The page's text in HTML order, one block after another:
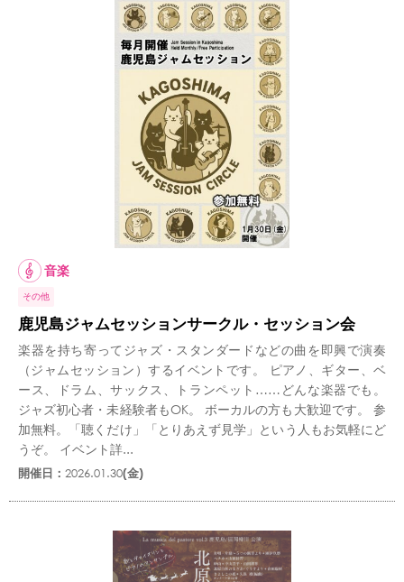
音楽
その他
鹿児島ジャムセッションサークル・セッション会
楽器を持ち寄ってジャズ・スタンダードなどの曲を即興で演奏
（ジャムセッション）するイベントです。 ピアノ、ギター、ベ
ース、ドラム、サックス、トランペット……どんな楽器でも。
ジャズ初心者・未経験者もOK。 ボーカルの方も大歓迎です。 参
加無料。「聴くだけ」「とりあえず見学」という人もお気軽にど
うぞ。 イベント詳...
開催日： 2026.01.30(金)